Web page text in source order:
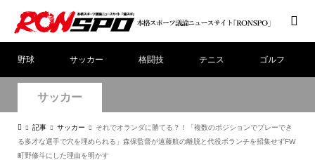
野球 サッカー 格闘技 テニス ゴルフ
サッカー
記事 サッカー
それでオランダに勝てる？！「複数のポジションでプレーでき
る多才な選手で穴を埋められる」森保監督が遠藤航の離脱と代役ボランチを招集せずFW
町野修斗にした理由を明かす